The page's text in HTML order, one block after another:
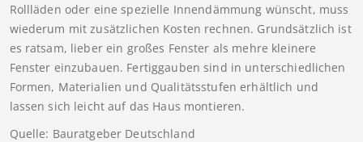
Rollläden oder eine spezielle Innendämmung wünscht, muss
wiederum mit zusätzlichen Kosten rechnen. Grundsätzlich ist
es ratsam, lieber ein großes Fenster als mehre kleinere
Fenster einzubauen. Fertiggauben sind in unterschiedlichen
Formen, Materialien und Qualitätsstufen erhältlich und
lassen sich leicht auf das Haus montieren.
Quelle: Bauratgeber Deutschland